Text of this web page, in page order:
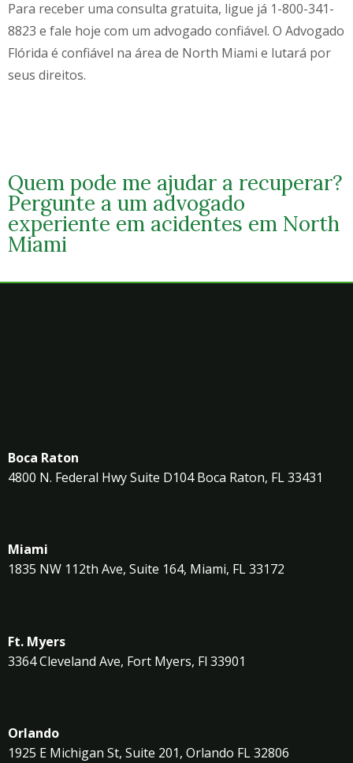
Quem pode me ajudar a recuperar?
Pergunte a um advogado
experiente em acidentes em North
Miami
Para receber uma consulta gratuita, ligue já 1-800-341-
8823 e fale hoje com um advogado confiável. O Advogado
Flórida é confiável na área de North Miami e lutará por
seus direitos.
Boca Raton
4800 N. Federal Hwy Suite D104 Boca Raton, FL 33431
Miami
1835 NW 112th Ave, Suite 164, Miami, FL 33172
Ft. Myers
3364 Cleveland Ave, Fort Myers, Fl 33901
Orlando
1925 E Michigan St, Suite 201, Orlando FL 32806